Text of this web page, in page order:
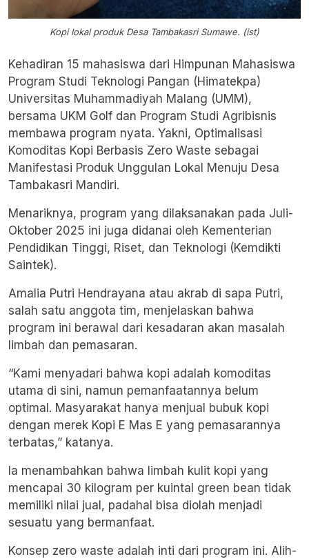
Kopi lokal produk Desa Tambakasri Sumawe. (ist)
Kehadiran 15 mahasiswa dari Himpunan Mahasiswa
Program Studi Teknologi Pangan (Himatekpa)
Universitas Muhammadiyah Malang (UMM),
bersama UKM Golf dan Program Studi Agribisnis
membawa program nyata. Yakni, Optimalisasi
Komoditas Kopi Berbasis Zero Waste sebagai
Manifestasi Produk Unggulan Lokal Menuju Desa
Tambakasri Mandiri.
Menariknya, program yang dilaksanakan pada Juli-
Oktober 2025 ini juga didanai oleh Kementerian
Pendidikan Tinggi, Riset, dan Teknologi (Kemdikti
Saintek).
Amalia Putri Hendrayana atau akrab di sapa Putri,
salah satu anggota tim, menjelaskan bahwa
program ini berawal dari kesadaran akan masalah
limbah dan pemasaran.
“Kami menyadari bahwa kopi adalah komoditas
utama di sini, namun pemanfaatannya belum
optimal. Masyarakat hanya menjual bubuk kopi
dengan merek Kopi E Mas E yang pemasarannya
terbatas,” katanya.
Ia menambahkan bahwa limbah kulit kopi yang
mencapai 30 kilogram per kuintal green bean tidak
memiliki nilai jual, padahal bisa diolah menjadi
sesuatu yang bermanfaat.
Konsep zero waste adalah inti dari program ini. Alih-